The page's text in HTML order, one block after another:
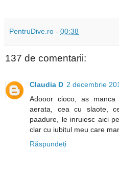
PentruDive.ro - 00:38
137 de comentarii:
Claudia D 2 decembrie
Adooor cioco, as
aerata, cea cu slaote,
paadure, le inruiesc aici
clar cu iubitul meu care
Răspundeți